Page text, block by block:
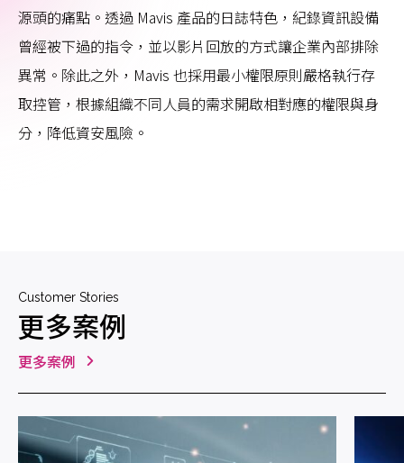
源頭的痛點。透過 Mavis 產品的日誌特色，紀錄資訊設備
曾經被下過的指令，並以影片回放的方式讓企業內部排除
異常。除此之外，Mavis 也採用最小權限原則嚴格執行存
取控管，根據組織不同人員的需求開啟相對應的權限與身
分，降低資安風險。
Customer Stories
更多案例
更多案例